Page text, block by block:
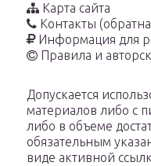
Карта сайта
Контакты
Информация для
Правила и
Допускается
материалов либо с
либо в объеме
обязательным
виде активной